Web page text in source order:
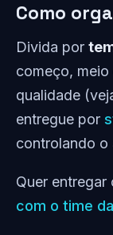
Como
Divida por
começo,
qualidade
entregue por
controlando o
Quer entregar
com o time